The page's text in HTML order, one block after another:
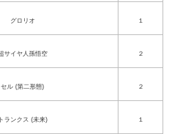
グロリオ １
サイヤ人孫悟空 ２
セル (第二形態) ２
トランクス (未来) １